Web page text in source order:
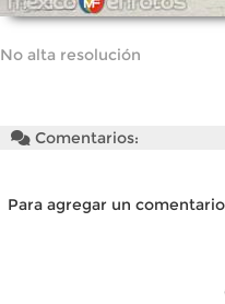
No alta resolución
Comentarios:
Para agregar un comentario